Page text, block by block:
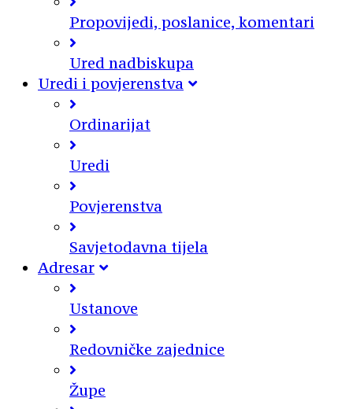
Propovijedi, poslanice, komentari
Ured nadbiskupa
Uredi i povjerenstva
Ordinarijat
Uredi
Povjerenstva
Savjetodavna tijela
Adresar
Ustanove
Redovničke zajednice
Župe